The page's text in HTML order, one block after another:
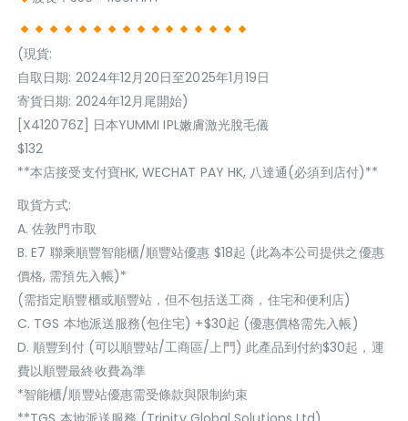
(現貨:
自取日期: 2024年12月20日至2025年1月19日
寄貨日期: 2024年12月尾開始)
[X412076Z] 日本YUMMI IPL嫩膚激光脫毛儀
$132
**本店接受支付寶HK, WECHAT PAY HK, 八達通(必須到店付)**
取貨方式:
A. 佐敦門巿取
B. E7 聯乘順豐智能櫃/順豐站優惠 $18起 (此為本公司提供之優惠
價格, 需預先入帳)*
(需指定順豐櫃或順豐站，但不包括送工商，住宅和便利店)
C. TGS 本地派送服務(包住宅) +$30起 (優惠價格需先入帳)
D. 順豐到付 (可以順豐站/工商區/上門) 此產品到付約$30起，運
費以順豐最終收費為準
*智能櫃/順豐站優惠需受條款與限制約束